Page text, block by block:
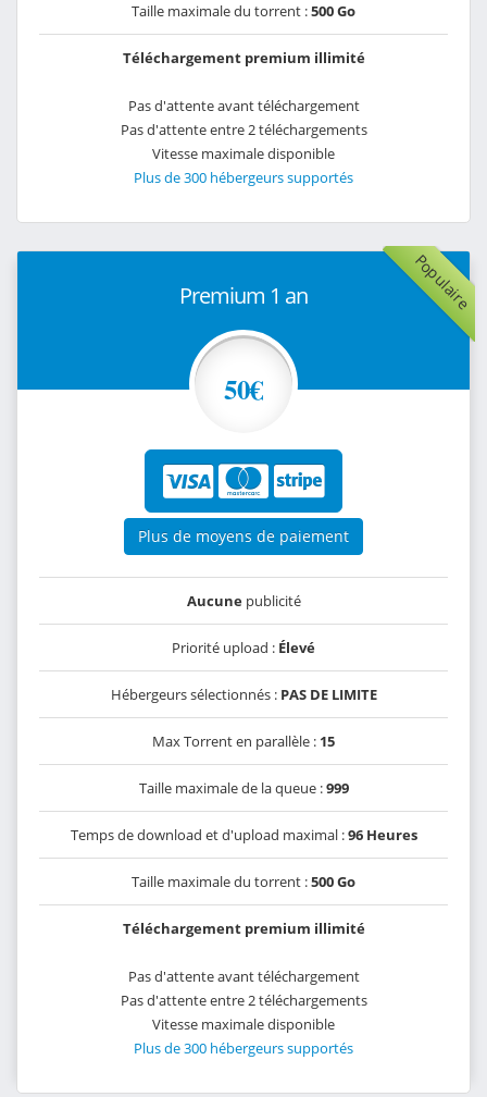
Taille maximale du torrent :500 Go
Téléchargement premium illimité
Pas d'attente avant téléchargement
Pas d'attente entre 2 téléchargements
Vitesse maximale disponible
Plus de 300 hébergeurs supportés
Populaire
Premium 1 an
50€
Plus de moyens de paiement
Aucunepublicité
Priorité upload : Élevé
Hébergeurs sélectionnés : PAS DE LIMITE
Max Torrent en parallèle : 15
Taille maximale de la queue :999
Temps de download et d'upload maximal :96 Heures
Taille maximale du torrent :500 Go
Téléchargement premium illimité
Pas d'attente avant téléchargement
Pas d'attente entre 2 téléchargements
Vitesse maximale disponible
Plus de 300 hébergeurs supportés